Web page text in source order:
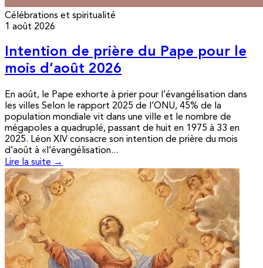
Célébrations et spiritualité
1 août 2026
Intention de prière du Pape pour le
mois d’août 2026
En août, le Pape exhorte à prier pour l’évangélisation dans
les villes Selon le rapport 2025 de l’ONU, 45% de la
population mondiale vit dans une ville et le nombre de
mégapoles a quadruplé, passant de huit en 1975 à 33 en
2025. Léon XIV consacre son intention de prière du mois
d’août à «l’évangélisation...
Lire la suite →